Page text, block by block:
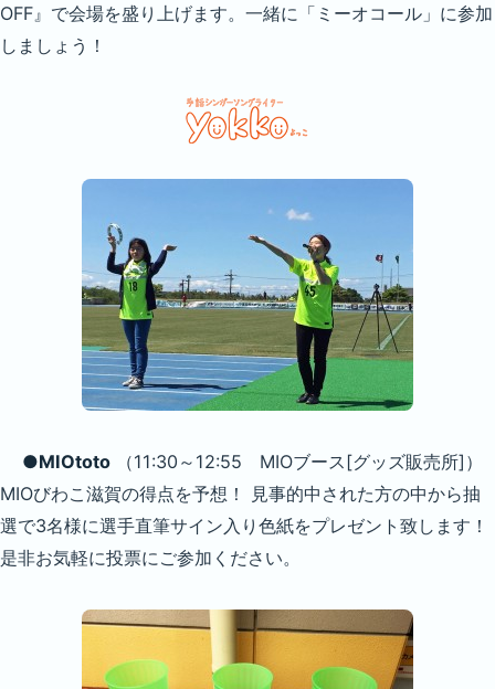
OFF』で会場を盛り上げます。一緒に「ミーオコール」に参加
しましょう！
●MIOtoto （11:30～12:55 MIOブース[グッズ販売所]）
MIOびわこ滋賀の得点を予想！ 見事的中された方の中から抽
選で3名様に選手直筆サイン入り色紙をプレゼント致します！
是非お気軽に投票にご参加ください。